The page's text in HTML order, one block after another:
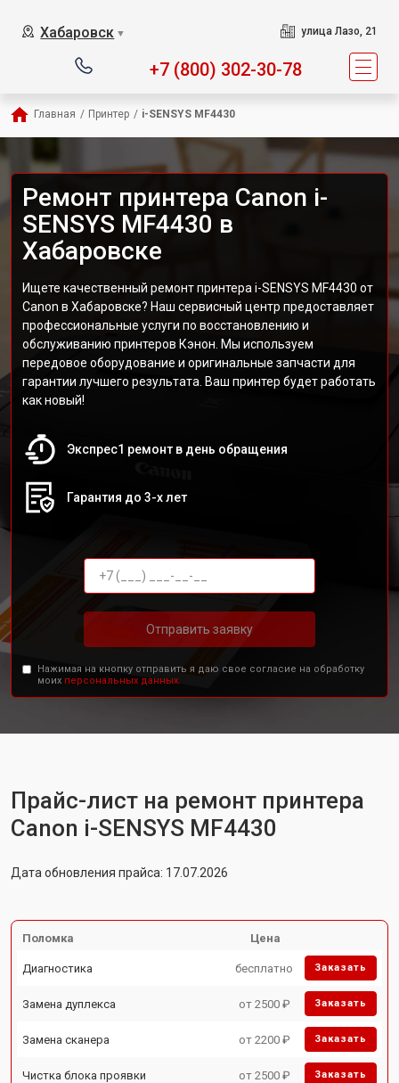
Хабаровск ▼ улица Лазо, 21
+7 (800) 302-30-78
Главная / Принтер / i-SENSYS MF4430
Ремонт принтера Canon i-
SENSYS MF4430 в
Хабаровске
Ищете качественный ремонт принтера i-SENSYS MF4430 от
Canon в Хабаровске? Наш сервисный центр предоставляет
профессиональные услуги по восстановлению и
обслуживанию принтеров Кэнон. Мы используем
передовое оборудование и оригинальные запчасти для
гарантии лучшего результата. Ваш принтер будет работать
как новый!
Экспрес1 ремонт в день обращения
Гарантия до 3-х лет
Отправить заявку
Нажимая на кнопку отправить я даю свое согласие на обработку
моих персональных данных.
Прайс-лист на ремонт принтера
Canon i-SENSYS MF4430
Дата обновления прайса: 17.07.2026
Поломка Цена
Диагностика бесплатно Заказать
Замена дуплекса от 2500 ₽ Заказать
Замена сканера от 2200 ₽ Заказать
Чистка блока проявки от 2500 ₽ Заказать